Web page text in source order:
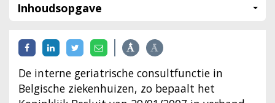
Inhoudsopgave
De interne geriatrische consultfunctie in
Belgische ziekenhuizen, zo bepaalt het